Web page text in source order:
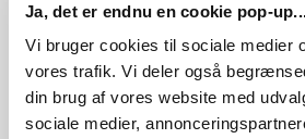
Ja, det er endnu en cookie pop-
Vi bruger cookies til sociale medier
vores trafik. Vi deler også
din brug af vores website med
sociale medier,
Recently added